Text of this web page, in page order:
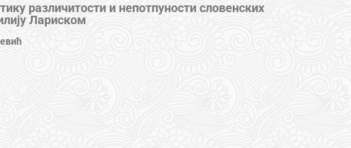
различитости и непотпуности словенских
Лариском